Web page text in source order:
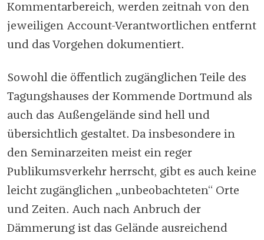
Kommentarbereich, werden zeitnah von den
jeweiligen Account-Verantwortlichen entfernt
und das Vorgehen dokumentiert.
Sowohl die öffentlich zugänglichen Teile des
Tagungshauses der Kommende Dortmund als
auch das Außengelände sind hell und
übersichtlich gestaltet. Da insbesondere in
den Seminarzeiten meist ein reger
Publikumsverkehr herrscht, gibt es auch keine
leicht zugänglichen „unbeobachteten“ Orte
und Zeiten. Auch nach Anbruch der
Dämmerung ist das Gelände ausreichend